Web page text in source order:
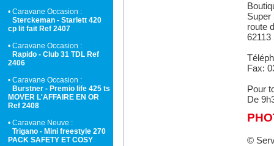
• Caravane Occasion :
Sterckeman - Starlett 420
cp lit fait Ref 2407
• Caravane Occasion :
Rapido - Club 31 TDL Ref
2406
• Caravane Occasion :
Burstner - Premio life 425 ts
MOVER L'AFFAIRE EN OR
Ref 2408
• Caravane Neuve :
Trigano - Mini freestyle 270
PACK SAFETY ET COSY
Super
route
62113
Fax:
Pour
De
©